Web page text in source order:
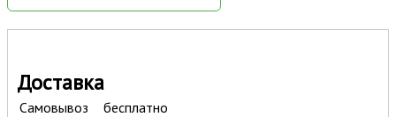
Доставка
Самовывоз
бесплатно